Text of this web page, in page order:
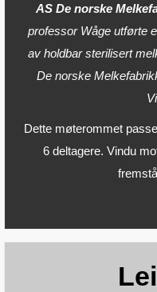
AS De norske
professor Wåge utførte
av holdbar sterilisert
De norske
Dette møterommet
6 deltagere. Vindu